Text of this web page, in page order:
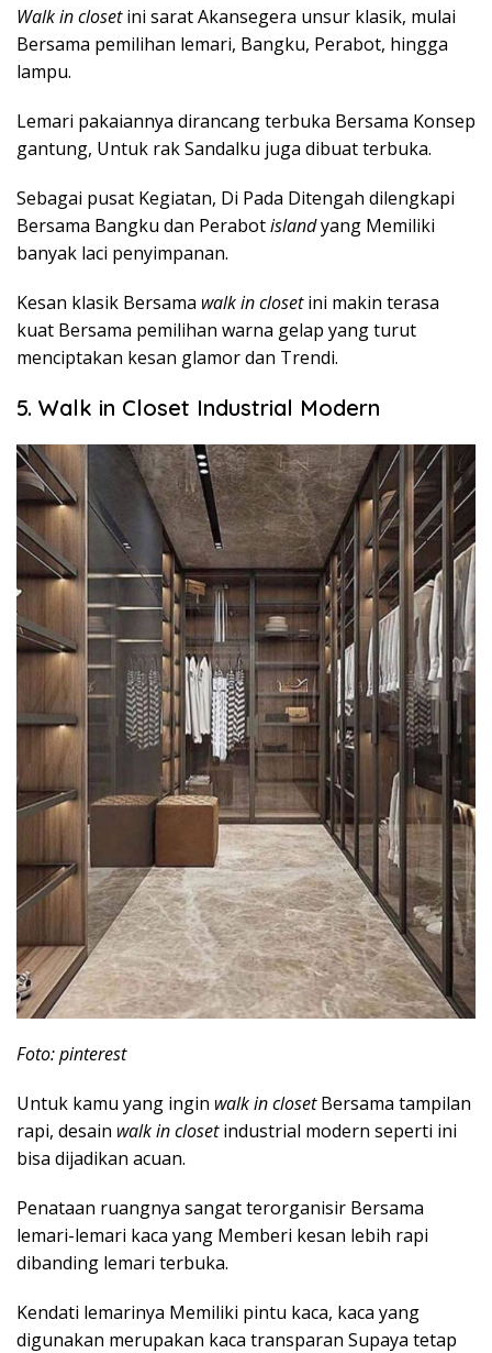
Walk in closetini sarat Akansegera unsur klasik, mulai
Bersama pemilihan lemari, Bangku, Perabot, hingga
lampu.
Lemari pakaiannya dirancang terbuka Bersama Konsep
gantung, Untuk rak Sandalku juga dibuat terbuka.
Sebagai pusat Kegiatan, Di Pada Ditengah dilengkapi
Bersama Bangku dan Perabotislandyang Memiliki
banyak laci penyimpanan.
Kesan klasik Bersama walk in closetini makin terasa
kuat Bersama pemilihan warna gelap yang turut
menciptakan kesan glamor dan Trendi.
5. Walk in Closet Industrial Modern
Foto: pinterest
Untuk kamu yang ingin walk in closetBersama tampilan
rapi, desain walk in closetindustrial modern seperti ini
bisa dijadikan acuan.
Penataan ruangnya sangat terorganisir Bersama
lemari-lemari kaca yang Memberi kesan lebih rapi
dibanding lemari terbuka.
Kendati lemarinya Memiliki pintu kaca, kaca yang
digunakan merupakan kaca transparan Supaya tetap